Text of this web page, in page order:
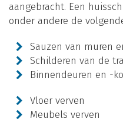
aangebracht. Een
onder andere de
Sauzen van muren
Schilderen van de
Binnendeuren en -
Vloer verven
Meubels verven